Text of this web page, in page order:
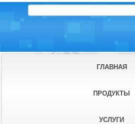
ГЛАВНАЯ
ПРОДУКТЫ
УСЛУГИ